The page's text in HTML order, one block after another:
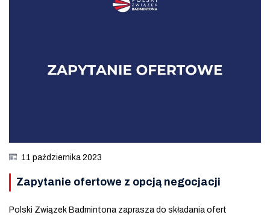
11 października 2023
Zapytanie ofertowe z opcją negocjacji
Polski Związek Badmintona zaprasza do składania ofert